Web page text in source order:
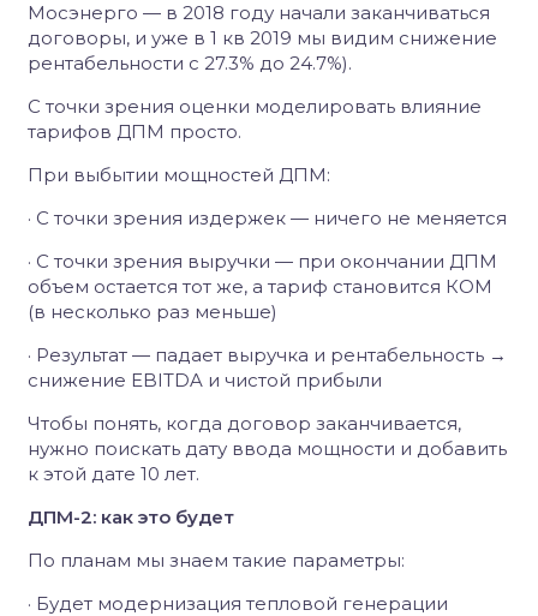
Мосэнерго — в 2018 году начали заканчиваться
договоры, и уже в 1 кв 2019 мы видим снижение
рентабельности с 27.3% до 24.7%).
С точки зрения оценки моделировать влияние
тарифов ДПМ просто.
При выбытии мощностей ДПМ:
· С точки зрения издержек — ничего не меняется
· С точки зрения выручки — при окончании ДПМ
объем остается тот же, а тариф становится КОМ
(в несколько раз меньше)
· Результат — падает выручка и рентабельность →
снижение EBITDA и чистой прибыли
Чтобы понять, когда договор заканчивается,
нужно поискать дату ввода мощности и добавить
к этой дате 10 лет.
ДПМ-2: как это будет
По планам мы знаем такие параметры:
· Будет модернизация тепловой генерации